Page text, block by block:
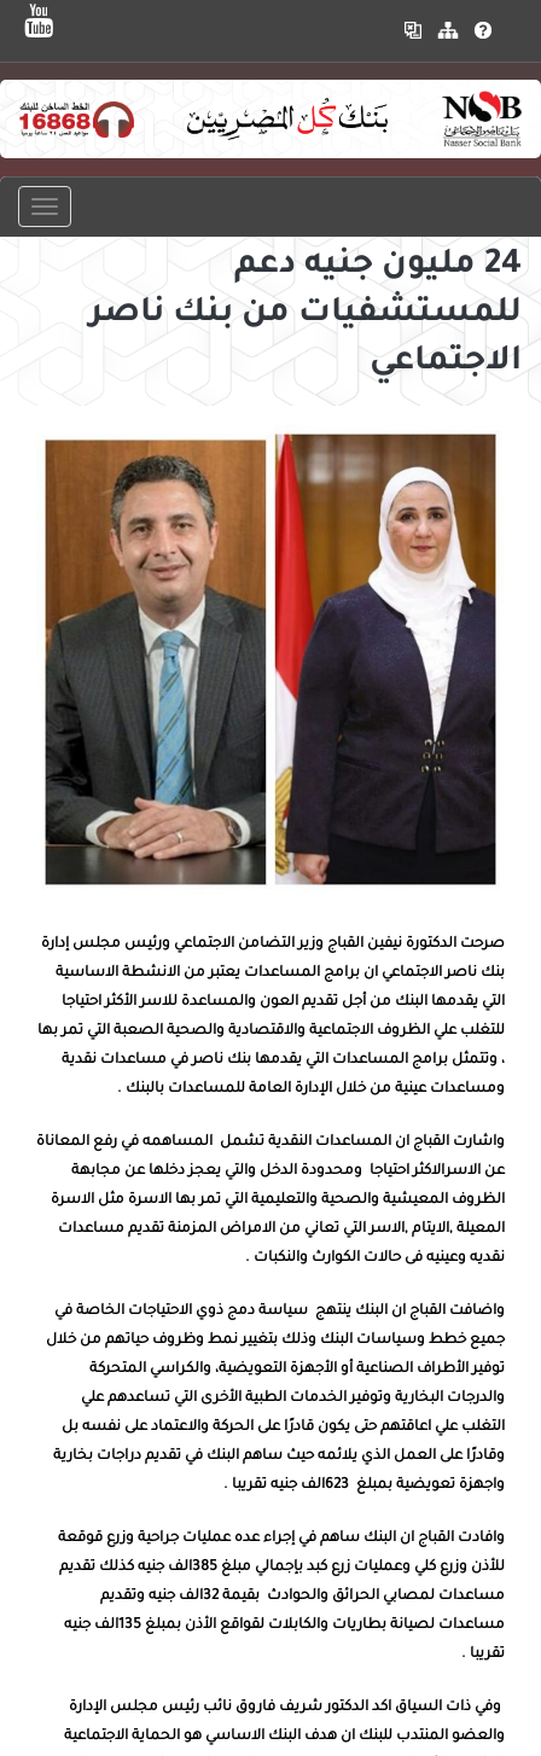
24 مليون جنيه دعم
للمستشفيات من بنك ناصر
الاجتماعي
صرحت الدكتورة نيفين القباج وزير التضامن الاجتماعي ورئيس مجلس إدارة
بنك ناصر الاجتماعي ان برامج المساعدات يعتبر من الانشطة الاساسية
التي يقدمها البنك من أجل تقديم العون والمساعدة للاسر الأكثر احتياجا
للتغلب علي الظروف الاجتماعية والاقتصادية والصحية الصعبة التي تمر بها
، وتتمثل برامج المساعدات التي يقدمها بنك ناصر في مساعدات نقدية
ومساعدات عينية من خلال الإدارة العامة للمساعدات بالبنك .
واشارت القباج ان المساعدات النقدية تشمل المساهمه في رفع المعاناة
عن الاسرالاكثر احتياجا ومحدودة الدخل والتي يعجز دخلها عن مجابهة
الظروف المعيشية والصحية والتعليمية التي تمر بها الاسرة مثل الاسرة
المعيلة ,الايتام ,الاسر التي تعاني من الامراض المزمنة تقديم مساعدات
نقديه وعينيه فى حالات الكوارث والنكبات .
واضافت القباج ان البنك ينتهج سياسة دمج ذوي الاحتياجات الخاصة في
جميع خطط وسياسات البنك وذلك بتغيير نمط وظروف حياتهم من خلال
توفير الأطراف الصناعية أو الأجهزة التعويضية، والكراسي المتحركة
والدرجات البخارية وتوفير الخدمات الطبية الأخرى التي تساعدهم علي
التغلب علي اعاقتهم حتى يكون قادرًا على الحركة والاعتماد على نفسه بل
وقادرًا على العمل الذي يلائمه حيث ساهم البنك في تقديم دراجات بخارية
واجهزة تعويضية بمبلغ 623الف جنيه تقريبا .
وافادت القباج ان البنك ساهم في إجراء عده عمليات جراحية وزرع قوقعة
للأذن وزرع كلي وعمليات زرع كبد بإجمالي مبلغ 385الف جنيه
كذلك تقديم
مساعدات لمصابي الحرائق والحوادث بقيمة 32الف جنيه وتقديم
مساعدات لصيانة بطاريات والكابلات لقواقع الأذن بمبلغ 135الف جنيه
تقريبا .
وفي ذات السياق اكد الدكتور شريف فاروق نائب رئيس مجلس الإدارة
والعضو المنتدب للبنك ان هدف البنك الاساسي هو الحماية الاجتماعية